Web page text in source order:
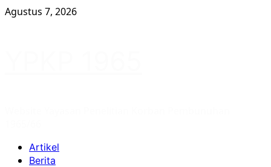
Skip
Agustus 7, 2026
Primary
Menu
Artikel
Berita